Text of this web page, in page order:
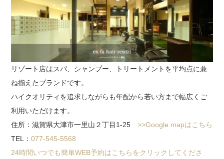
リゾート店はスパ、シャンプー、トリートメントを平均点に兼
ね揃えたブランドです。
ハイクオリティを追求しながらも年配から若い方まで幅広くご
利用いただけます。
住所：滋賀県大津市一里山２丁目1-25>>Google mapはこちら
TEL：077-545-5568
24時間いつでも簡単WEB予約はこちらをクリックしてくださ